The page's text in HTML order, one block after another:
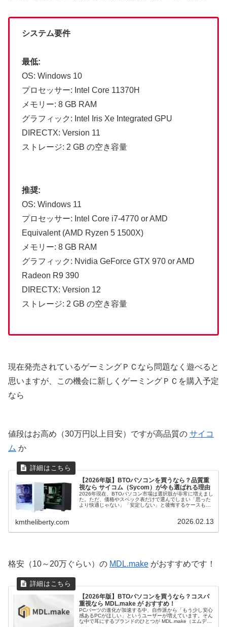
システム要件
最低:
OS: Windows 10
プロセッサー: Intel Core 11370H
メモリー: 8 GB RAM
グラフィック: Intel Iris Xe Integrated GPU
DIRECTX: Version 11
ストレージ: 2 GB の空き容量
推奨:
OS: Windows 11
プロセッサー: Intel Core i7-4770 or AMD
Equivalent (AMD Ryzen 5 1500X)
メモリー: 8 GB RAM
グラフィック: Nvidia GeForce GTX 970 or AMD
Radeon R9 390
DIRECTX: Version 12
ストレージ: 2 GB の空き容量
現在発売されているゲーミングＰＣなら問題なく遊べると
思いますが、この機会に新しくゲーミングＰＣを購入予定
なら
値段はお高め（30万円以上目安）ですが高品質の サイコ
ム か
【2026年版】BTOパソコンを買うなら？品質重
視なら サイコム（Sycom）が今も選ばれる理由
2026年現在、BTOパソコン市場は選択肢が非常に増えまし
た。ただ、価格やスペック表だけで選んでしまい「思った
より快適じゃない」「安定しない」と後悔するケースも少
kmtheliberty.com 2026.02.13
格安（10～20万ぐらい）の MDL.make がおすすめです！
【2026年版】BTOパソコンを買うなら？コスパ
重視なら MDL.make が おすすめ！
PCパーツの進化が加速する中、自作派から「もう少し安心
感あるPCがほしい」というユーザーが増えています。そん
な中で耳にするブランドのひとつが MDL.make（エムディ